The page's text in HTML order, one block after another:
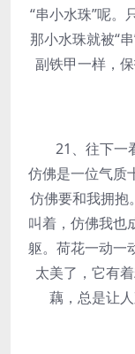
“串小水珠”呢。
那小水珠就被“
副铁甲一样，
21、往下一看
仿佛是一位气质
仿佛要和我拥抱
叫着，仿佛我也
躯。荷花一动一
太美了，它有
藕，总是让